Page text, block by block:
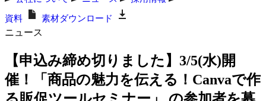
資料 素材ダウンロード
ニュース
【申込み締め切りました】3/5(水)開
催！「商品の魅力を伝える！Canvaで作